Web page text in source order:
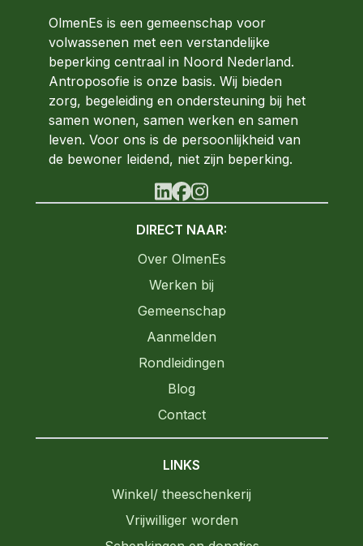
OlmenEs is een gemeenschap voor
volwassenen met een verstandelijke
beperking centraal in Noord Nederland.
Antroposofie is onze basis. Wij bieden
zorg, begeleiding en ondersteuning bij het
samen wonen, samen werken en samen
leven. Voor ons is de persoonlijkheid van
de bewoner leidend, niet zijn beperking.
linkedin
facebook
instagram
DIRECT NAAR:
Over OlmenEs
Werken bij
Gemeenschap
Aanmelden
Rondleidingen
Blog
Contact
LINKS
Winkel/ theeschenkerij
Vrijwilliger worden